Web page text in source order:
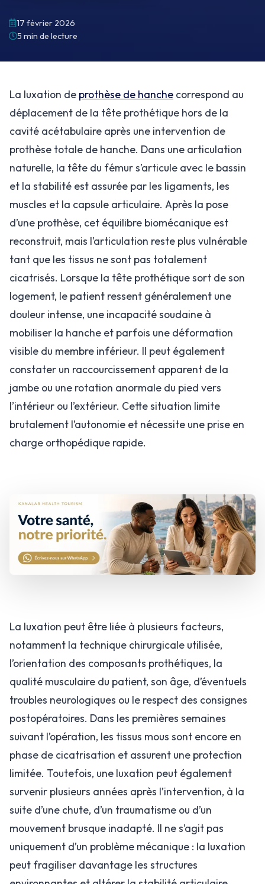
17 février 2026
5 min de lecture
La luxation de prothèse de hanche correspond au
déplacement de la tête prothétique hors de la
cavité acétabulaire après une intervention de
prothèse totale de hanche. Dans une articulation
naturelle, la tête du fémur s’articule avec le bassin
et la stabilité est assurée par les ligaments, les
muscles et la capsule articulaire. Après la pose
d’une prothèse, cet équilibre biomécanique est
reconstruit, mais l’articulation reste plus vulnérable
tant que les tissus ne sont pas totalement
cicatrisés. Lorsque la tête prothétique sort de son
logement, le patient ressent généralement une
douleur intense, une incapacité soudaine à
mobiliser la hanche et parfois une déformation
visible du membre inférieur. Il peut également
constater un raccourcissement apparent de la
jambe ou une rotation anormale du pied vers
l’intérieur ou l’extérieur. Cette situation limite
brutalement l’autonomie et nécessite une prise en
charge orthopédique rapide.
La luxation peut être liée à plusieurs facteurs,
notamment la technique chirurgicale utilisée,
l’orientation des composants prothétiques, la
qualité musculaire du patient, son âge, d’éventuels
troubles neurologiques ou le respect des consignes
postopératoires. Dans les premières semaines
suivant l’opération, les tissus mous sont encore en
phase de cicatrisation et assurent une protection
limitée. Toutefois, une luxation peut également
survenir plusieurs années après l’intervention, à la
suite d’une chute, d’un traumatisme ou d’un
mouvement brusque inadapté. Il ne s’agit pas
uniquement d’un problème mécanique : la luxation
peut fragiliser davantage les structures